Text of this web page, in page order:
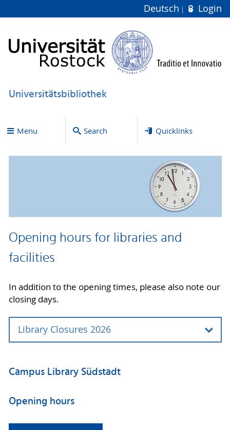
Deutsch Login
Universitätsbibliothek
Menu Search Quicklinks
Opening hours for libraries and
facilities
In addition to the opening times, please also note our
closing days.
Library Closures 2026
01.01.2026 -
Campus Library Südstadt
Opening hours